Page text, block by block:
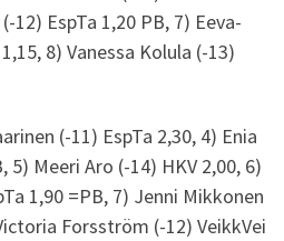
12) EspTa 1,20 PB, 7) Eeva-
8) Vanessa Kolula (-13)
(-11) EspTa 2,30, 4) Enia
5) Meeri Aro (-14) HKV 2,00, 6)
1,90 =PB, 7) Jenni Mikkonen
Forsström (-12) VeikkVei